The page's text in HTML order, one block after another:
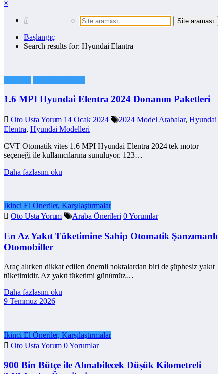
×
Başlangıç
Search results for: Hyundai Elantra
1.6 MPI Hyundai Elentra 2024 Donanım Paketleri
Oto Usta Yorum 14 Ocak 2024 2024 Model Arabalar, Hyundai
Elentra, Hyundai Modelleri
CVT Otomatik vites 1.6 MPI Hyundai Elentra 2024 tek motor
seçeneği ile kullanıcılarına sunuluyor. 123…
Daha fazlasını oku
İkinci El Öneriler, Karşılaştırmalar
Oto Usta Yorum
Araba Önerileri 0 Yorumlar
En Az Yakıt Tüketimine Sahip Otomatik Şanzımanlı
Otomobiller
Araç alırken dikkat edilen önemli noktalardan biri de şüphesiz yakıt
tüketimidir. Az yakıt tüketimi günümüz…
Daha fazlasını oku
9 Temmuz 2026
İkinci El Öneriler, Karşılaştırmalar
Oto Usta Yorum 0 Yorumlar
900 Bin Bütçe ile Alınabilecek Düşük Kilometreli